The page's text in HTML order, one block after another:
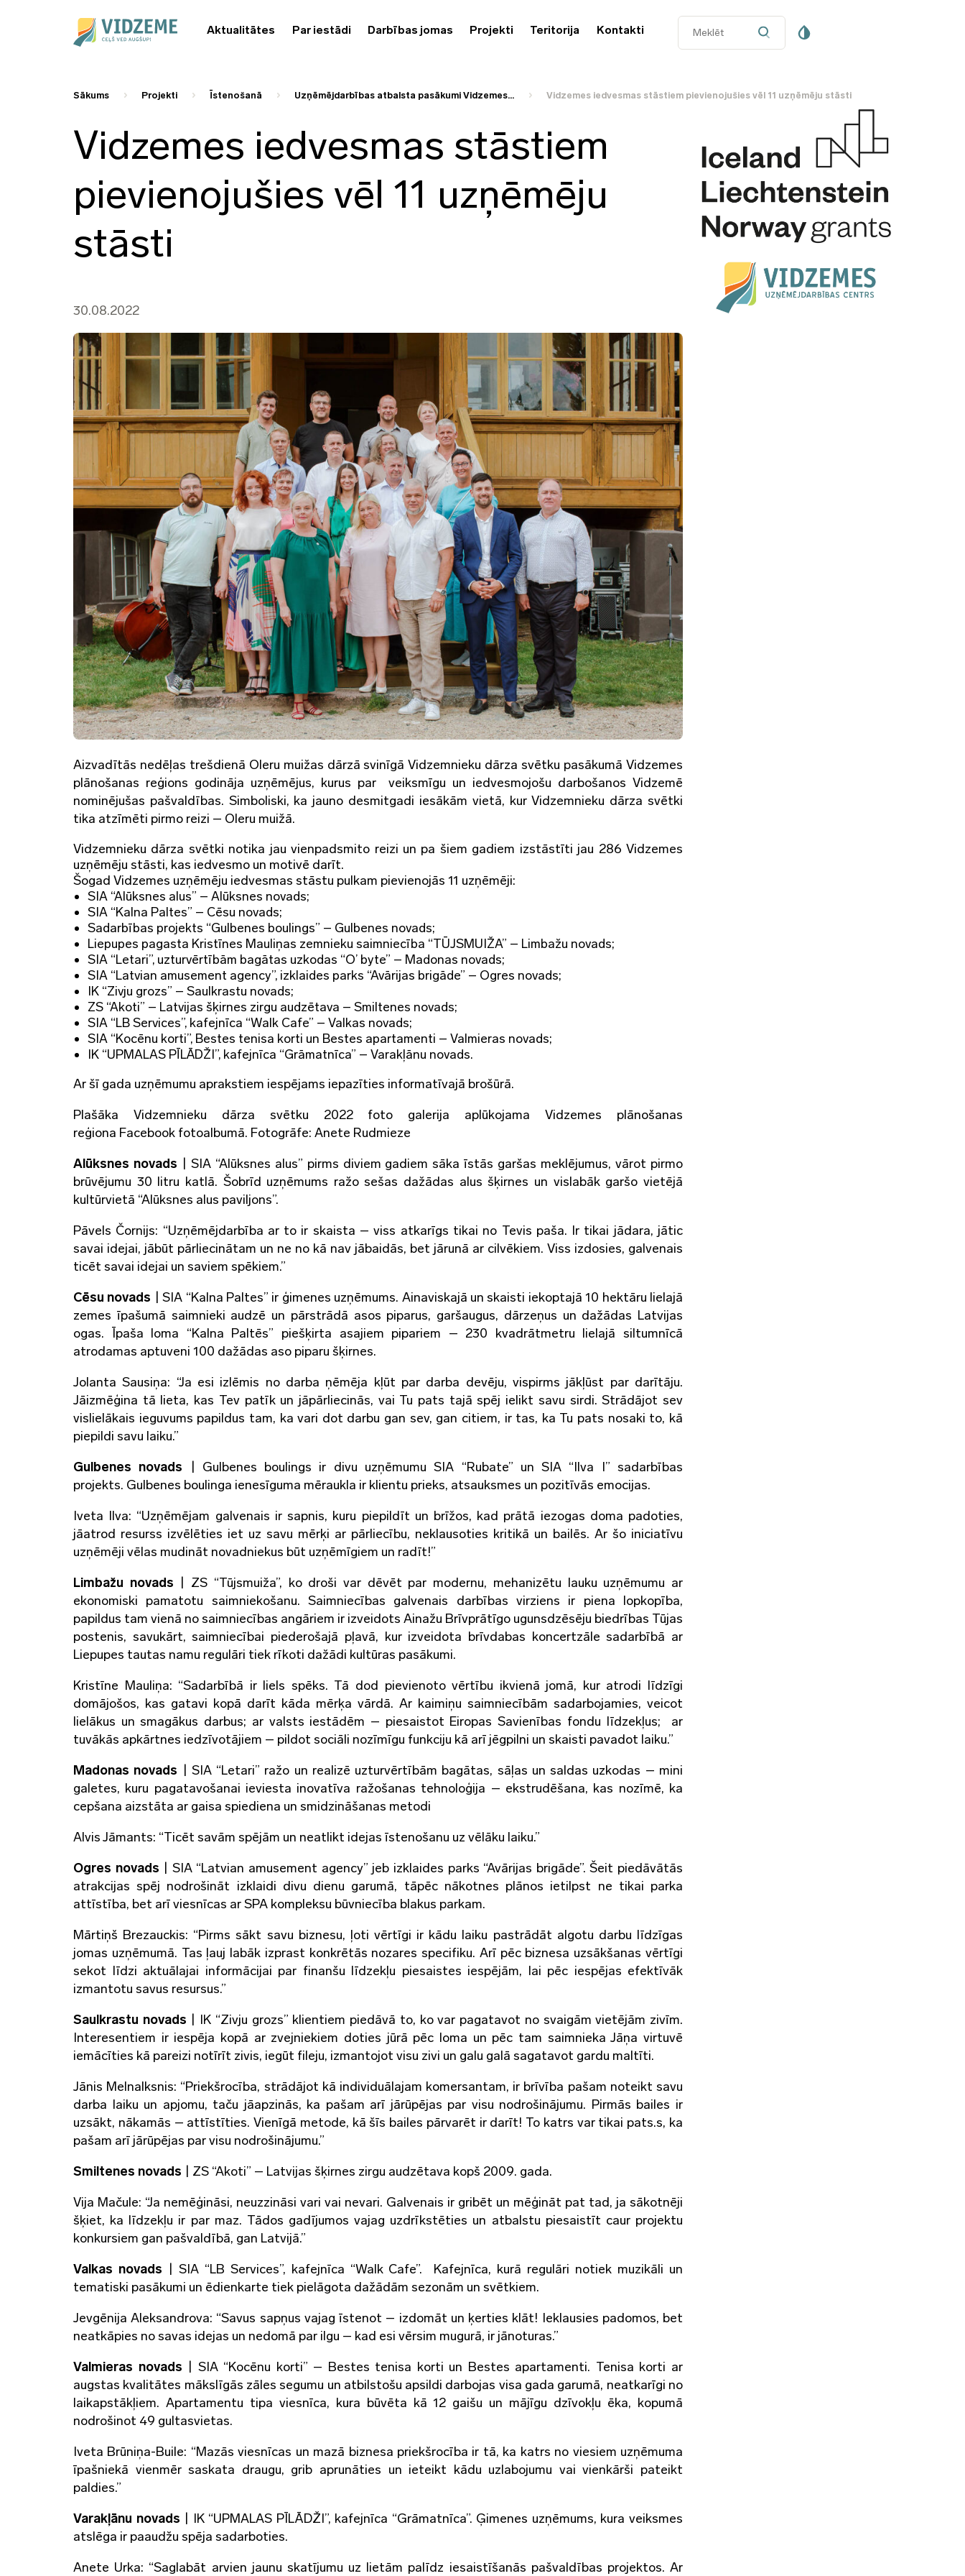
Aktualitātes Par iestādi Darbības jomas Projekti Teritorija Kontakti
Sākums Projekti Īstenošanā Uzņēmējdarbības atbalsta pasākumi Vidzemes... Vidzemes iedvesmas stāstiem pievienojušies vēl 11 uzņēmēju stāsti
Vidzemes iedvesmas stāstiem
pievienojušies vēl 11 uzņēmēju
stāsti
30.08.2022
Aizvadītās nedēļas trešdienā Oleru muižas dārzā svinīgā Vidzemnieku dārza svētku pasākumā Vidzemes
plānošanas reģions godināja uzņēmējus, kurus par veiksmīgu un iedvesmojošu darbošanos Vidzemē
nominējušas pašvaldības. Simboliski, ka jauno desmitgadi iesākām vietā, kur Vidzemnieku dārza svētki
tika atzīmēti pirmo reizi – Oleru muižā.
Vidzemnieku dārza svētki notika jau vienpadsmito reizi un pa šiem gadiem izstāstīti jau 286 Vidzemes
uzņēmēju stāsti, kas iedvesmo un motivē darīt.
Šogad Vidzemes uzņēmēju iedvesmas stāstu pulkam pievienojās 11 uzņēmēji:
SIA “Alūksnes alus” – Alūksnes novads;
SIA “Kalna Paltes” – Cēsu novads;
Sadarbības projekts “Gulbenes boulings” – Gulbenes novads;
Liepupes pagasta Kristīnes Mauliņas zemnieku saimniecība “TŪJSMUIŽA” – Limbažu novads;
SIA “Letari”, uzturvērtībām bagātas uzkodas “O’ byte” – Madonas novads;
SIA “Latvian amusement agency”, izklaides parks “Avārijas brigāde” – Ogres novads;
IK “Zivju grozs” – Saulkrastu novads;
ZS “Akoti” – Latvijas šķirnes zirgu audzētava – Smiltenes novads;
SIA “LB Services”, kafejnīca “Walk Cafe” – Valkas novads;
SIA “Kocēnu korti”, Bestes tenisa korti un Bestes apartamenti – Valmieras novads;
IK “UPMALAS PĪLĀDŽI”, kafejnīca “Grāmatnīca” – Varakļānu novads.
Ar šī gada uzņēmumu aprakstiem iespējams iepazīties informatīvajā brošūrā.
Plašāka Vidzemnieku dārza svētku 2022 foto galerija aplūkojama Vidzemes plānošanas
reģiona Facebook fotoalbumā. Fotogrāfe: Anete Rudmieze
Alūksnes novads | SIA “Alūksnes alus” pirms diviem gadiem sāka īstās garšas meklējumus, vārot pirmo
brūvējumu 30 litru katlā. Šobrīd uzņēmums ražo sešas dažādas alus šķirnes un vislabāk garšo vietējā
kultūrvietā “Alūksnes alus paviljons”.
Pāvels Čornijs: “Uzņēmējdarbība ar to ir skaista – viss atkarīgs tikai no Tevis paša. Ir tikai jādara, jātic
savai idejai, jābūt pārliecinātam un ne no kā nav jābaidās, bet jārunā ar cilvēkiem. Viss izdosies, galvenais
ticēt savai idejai un saviem spēkiem.”
Cēsu novads | SIA “Kalna Paltes” ir ģimenes uzņēmums. Ainaviskajā un skaisti iekoptajā 10 hektāru lielajā
zemes īpašumā saimnieki audzē un pārstrādā asos piparus, garšaugus, dārzeņus un dažādas Latvijas
ogas. Īpaša loma “Kalna Paltēs” piešķirta asajiem pipariem – 230 kvadrātmetru lielajā siltumnīcā
atrodamas aptuveni 100 dažādas aso piparu šķirnes.
Jolanta Sausiņa: “Ja esi izlēmis no darba ņēmēja kļūt par darba devēju, vispirms jākļūst par darītāju.
Jāizmēģina tā lieta, kas Tev patīk un jāpārliecinās, vai Tu pats tajā spēj ielikt savu sirdi. Strādājot sev
vislielākais ieguvums papildus tam, ka vari dot darbu gan sev, gan citiem, ir tas, ka Tu pats nosaki to, kā
piepildi savu laiku.”
Gulbenes novads | Gulbenes boulings ir divu uzņēmumu SIA “Rubate” un SIA “Ilva I” sadarbības
projekts. Gulbenes boulinga ienesīguma mēraukla ir klientu prieks, atsauksmes un pozitīvās emocijas.
Iveta Ilva: “Uzņēmējam galvenais ir sapnis, kuru piepildīt un brīžos, kad prātā iezogas doma padoties,
jāatrod resurss izvēlēties iet uz savu mērķi ar pārliecību, neklausoties kritikā un bailēs. Ar šo iniciatīvu
uzņēmēji vēlas mudināt novadniekus būt uzņēmīgiem un radīt!”
Limbažu novads | ZS “Tūjsmuiža”, ko droši var dēvēt par modernu, mehanizētu lauku uzņēmumu ar
ekonomiski pamatotu saimniekošanu. Saimniecības galvenais darbības virziens ir piena lopkopība,
papildus tam vienā no saimniecības angāriem ir izveidots Ainažu Brīvprātīgo ugunsdzēsēju biedrības Tūjas
postenis, savukārt, saimniecībai piederošajā pļavā, kur izveidota brīvdabas koncertzāle sadarbībā ar
Liepupes tautas namu regulāri tiek rīkoti dažādi kultūras pasākumi.
Kristīne Mauliņa: “Sadarbībā ir liels spēks. Tā dod pievienoto vērtību ikvienā jomā, kur atrodi līdzīgi
domājošos, kas gatavi kopā darīt kāda mērķa vārdā. Ar kaimiņu saimniecībām sadarbojamies, veicot
lielākus un smagākus darbus; ar valsts iestādēm – piesaistot Eiropas Savienības fondu līdzekļus; ar
tuvākās apkārtnes iedzīvotājiem – pildot sociāli nozīmīgu funkciju kā arī jēgpilni un skaisti pavadot laiku.”
Madonas novads | SIA “Letari” ražo un realizē uzturvērtībām bagātas, sāļas un saldas uzkodas – mini
galetes, kuru pagatavošanai ieviesta inovatīva ražošanas tehnoloģija – ekstrudēšana, kas nozīmē, ka
cepšana aizstāta ar gaisa spiediena un smidzināšanas metodi
Alvis Jāmants: “Ticēt savām spējām un neatlikt idejas īstenošanu uz vēlāku laiku.”
Ogres novads | SIA “Latvian amusement agency” jeb izklaides parks “Avārijas brigāde”. Šeit piedāvātās
atrakcijas spēj nodrošināt izklaidi divu dienu garumā, tāpēc nākotnes plānos ietilpst ne tikai parka
attīstība, bet arī viesnīcas ar SPA kompleksu būvniecība blakus parkam.
Mārtiņš Brezauckis: “Pirms sākt savu biznesu, ļoti vērtīgi ir kādu laiku pastrādāt algotu darbu līdzīgas
jomas uzņēmumā. Tas ļauj labāk izprast konkrētās nozares specifiku. Arī pēc biznesa uzsākšanas vērtīgi
sekot līdzi aktuālajai informācijai par finanšu līdzekļu piesaistes iespējām, lai pēc iespējas efektīvāk
izmantotu savus resursus.”
Saulkrastu novads | IK “Zivju grozs” klientiem piedāvā to, ko var pagatavot no svaigām vietējām zivīm.
Interesentiem ir iespēja kopā ar zvejniekiem doties jūrā pēc loma un pēc tam saimnieka Jāņa virtuvē
iemācīties kā pareizi notīrīt zivis, iegūt fileju, izmantojot visu zivi un galu galā sagatavot gardu maltīti.
Jānis Melnalksnis: “Priekšrocība, strādājot kā individuālajam komersantam, ir brīvība pašam noteikt savu
darba laiku un apjomu, taču jāapzinās, ka pašam arī jārūpējas par visu nodrošinājumu. Pirmās bailes ir
uzsākt, nākamās – attīstīties. Vienīgā metode, kā šīs bailes pārvarēt ir darīt! To katrs var tikai pats.s, ka
pašam arī jārūpējas par visu nodrošinājumu.”
Smiltenes novads | ZS “Akoti” – Latvijas šķirnes zirgu audzētava kopš 2009. gada.
Vija Mačule: “Ja nemēģināsi, neuzzināsi vari vai nevari. Galvenais ir gribēt un mēģināt pat tad, ja sākotnēji
šķiet, ka līdzekļu ir par maz. Tādos gadījumos vajag uzdrīkstēties un atbalstu piesaistīt caur projektu
konkursiem gan pašvaldībā, gan Latvijā.”
Valkas novads | SIA “LB Services”, kafejnīca “Walk Cafe”. Kafejnīca, kurā regulāri notiek muzikāli un
tematiski pasākumi un ēdienkarte tiek pielāgota dažādām sezonām un svētkiem.
Jevgēnija Aleksandrova: “Savus sapņus vajag īstenot – izdomāt un ķerties klāt! Ieklausies padomos, bet
neatkāpies no savas idejas un nedomā par ilgu – kad esi vērsim mugurā, ir jānoturas.”
Valmieras novads | SIA “Kocēnu korti” – Bestes tenisa korti un Bestes apartamenti. Tenisa korti ar
augstas kvalitātes mākslīgās zāles segumu un atbilstošu apsildi darbojas visa gada garumā, neatkarīgi no
laikapstākļiem. Apartamentu tipa viesnīca, kura būvēta kā 12 gaišu un mājīgu dzīvokļu ēka, kopumā
nodrošinot 49 gultasvietas.
Iveta Brūniņa-Buile: “Mazās viesnīcas un mazā biznesa priekšrocība ir tā, ka katrs no viesiem uzņēmuma
īpašniekā vienmēr saskata draugu, grib aprunāties un ieteikt kādu uzlabojumu vai vienkārši pateikt
paldies.”
Varakļānu novads | IK “UPMALAS PĪLĀDŽI”, kafejnīca “Grāmatnīca”. Ģimenes uzņēmums, kura veiksmes
atslēga ir paaudžu spēja sadarboties.
Anete Urka: “Saglabāt arvien jaunu skatījumu uz lietām palīdz iesaistīšanās pašvaldības projektos. Ar